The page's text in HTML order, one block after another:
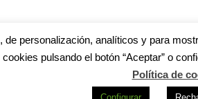
Aviso legal Política de privacidad
personalización, analíticos y para
pulsando el botón “Aceptar” o
Política de